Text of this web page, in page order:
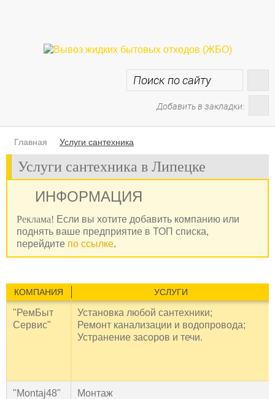
Добавить в закладки:
Главная Услуги сантехника
Услуги сантехника в Липецке
ИНФОРМАЦИЯ
Реклама! Если вы хотите добавить компанию или
поднять ваше предприятие в ТОП списка,
перейдите по ссылке.
КОМПАНИЯ УСЛУГИ
"РемБыт
Сервис"
Установка любой сантехники;
Ремонт канализации и водопровода;
Устранение засоров и течи.
"Montaj48"
Монтаж